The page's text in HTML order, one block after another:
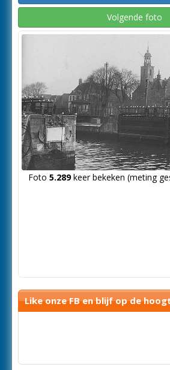
Volgende foto
Foto 5.289keer bekeken (meting
Like onze FB en blijf op de